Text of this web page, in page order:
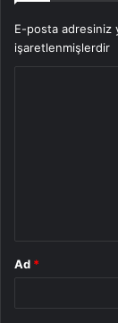
E-posta adresiniz
işaretlenmişlerdir
Ad *